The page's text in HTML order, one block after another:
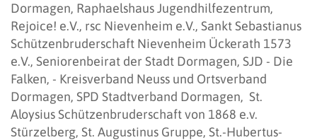
Dormagen, Raphaelshaus Jugendhilfezentrum,
Rejoice! e.V., rsc Nievenheim e.V., Sankt Sebastianus
Schützenbruderschaft Nievenheim Ückerath 1573
e.V., Seniorenbeirat der Stadt Dormagen, SJD - Die
Falken, - Kreisverband Neuss und Ortsverband
Dormagen, SPD Stadtverband Dormagen, St.
Aloysius Schützenbruderschaft von 1868 e.v.
Stürzelberg, St. Augustinus Gruppe, St.-Hubertus-